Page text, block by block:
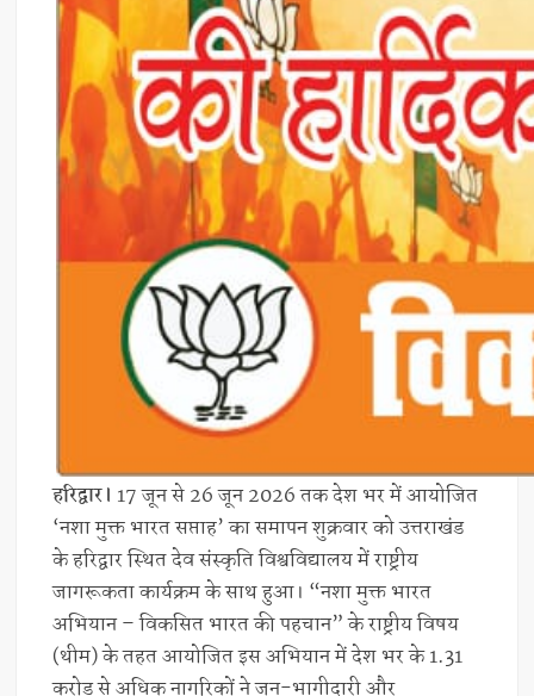
हरिद्वार। 17 जून से 26 जून 2026 तक देश भर में आयोजित
‘नशा मुक्त भारत सप्ताह’ का समापन शुक्रवार को उत्तराखंड
के हरिद्वार स्थित देव संस्कृति विश्वविद्यालय में राष्ट्रीय
जागरूकता कार्यक्रम के साथ हुआ। “नशा मुक्त भारत
अभियान – विकसित भारत की पहचान” के राष्ट्रीय विषय
(थीम) के तहत आयोजित इस अभियान में देश भर के 1.31
करोड़ से अधिक नागरिकों ने जन-भागीदारी और